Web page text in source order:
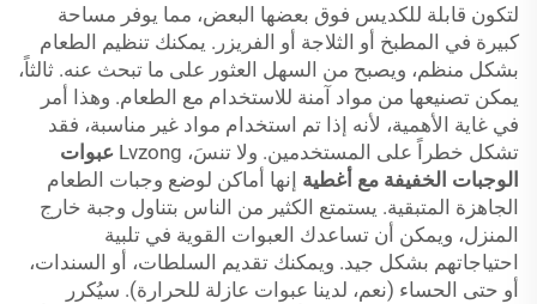
لتكون قابلة للكديس فوق بعضها البعض، مما يوفر مساحة
كبيرة في المطبخ أو الثلاجة أو الفريزر. يمكنك تنظيم الطعام
بشكل منظم، ويصبح من السهل العثور على ما تبحث عنه. ثالثاً،
يمكن تصنيعها من مواد آمنة للاستخدام مع الطعام. وهذا أمر
في غاية الأهمية، لأنه إذا تم استخدام مواد غير مناسبة، فقد
تشكل خطراً على المستخدمين. ولا تنسَ، Lvzong
عبوات
الوجبات الخفيفة مع أغطية إنها أماكن لوضع وجبات الطعام
الجاهزة المتبقية. يستمتع الكثير من الناس بتناول وجبة خارج
المنزل، ويمكن أن تساعدك العبوات القوية في تلبية
احتياجاتهم بشكل جيد. ويمكنك تقديم السلطات، أو السندات،
أو حتى الحساء (نعم، لدينا عبوات عازلة للحرارة). سيُكرر